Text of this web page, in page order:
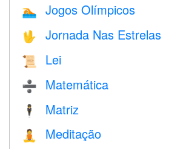
🏊 Jogos Olímpicos
🖖 Jornada Nas Estrelas
📜 Lei
➗ Matemática
🕴️ Matriz
🧘 Meditação